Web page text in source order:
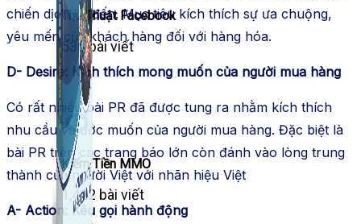
Thủ Thuật Facebook
536 bài viết
Kiếm Tiền MMO
1,422 bài viết
chiến dịch kế đến. Mục tiêu kích thích sự ưa chuộng,
yêu mến của khách hàng đối với hàng hóa.
D- Desire: Kích thích mong muốn của người mua hàng
Có rất nhiều bài PR đã được tung ra nhằm kích thích
nhu cầu và ước muốn của người mua hàng. Đặc biệt là
bài PR trên các trang báo lớn còn đánh vào lòng trung
thành của người Việt với nhãn hiệu Việt
A- Action: Kêu gọi hành động